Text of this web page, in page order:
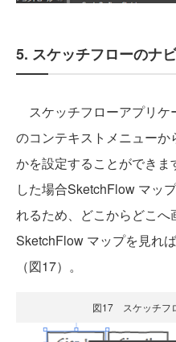
5. スケッチフローのナ
スケッチフローアプリケ
のコンテキストメニュー
かを設定することができ
した場合SketchFlow マッ
れるため、どこからどこ
SketchFlow マップを見れ
（図17）。
図17 スケッチフ